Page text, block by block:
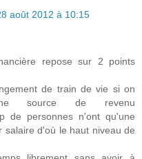
août 2012 à 10:15
repose sur 2 points
de train de vie si on
source de revenu
de personnes n'ont qu'une
salaire d'où le haut niveau de